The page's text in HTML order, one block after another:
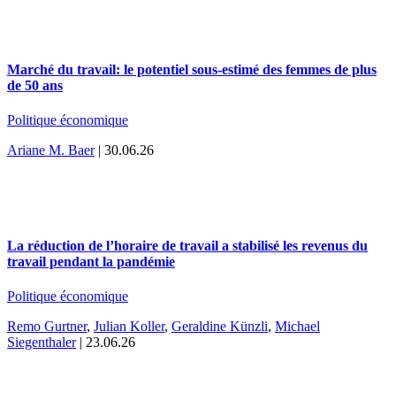
Marché du travail: le potentiel sous-estimé des femmes de plus
de 50 ans
Politique économique
Ariane M. Baer| 30.06.26
La réduction de l’horaire de travail a stabilisé les revenus du
travail pendant la pandémie
Politique économique
Remo Gurtner, Julian Koller, Geraldine Künzli, Michael
Siegenthaler| 23.06.26